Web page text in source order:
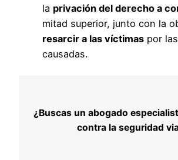
la privación del derecho a
mitad superior, junto con la
resarcir a las víctimas por
causadas.
¿Buscas un abogado
contra la seguridad